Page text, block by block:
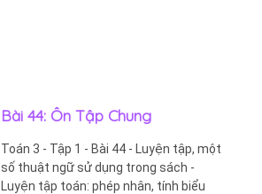
Bài 44: Ôn Tập Chung
Toán 3 - Tập 1 - Bài 44 - Luyện tập, một
số thuật ngữ sử dụng trong sách -
Luyện tập toán: phép nhân, tính biểu